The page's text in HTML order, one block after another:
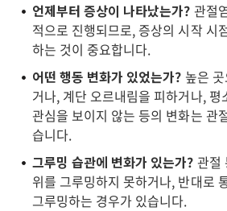
언제부터 증상이 나타났는가? 관절
적으로 진행되므로, 증상의 시작 시
하는 것이 중요합니다.
어떤 행동 변화가 있었는가? 높은
거나, 계단 오르내림을 피하거나, 평
관심을 보이지 않는 등의 변화는 관
습니다.
그루밍 습관에 변화가 있는가? 관절
위를 그루밍하지 못하거나, 반대로
그루밍하는 경우가 있습니다.